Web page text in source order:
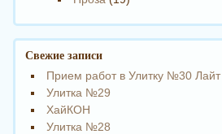
Свежие записи
Прием работ в Улитку №30 Лайт
Улитка №29
ХайКОН
Улитка №28